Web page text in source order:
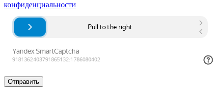
конфиденциальности
Отправить